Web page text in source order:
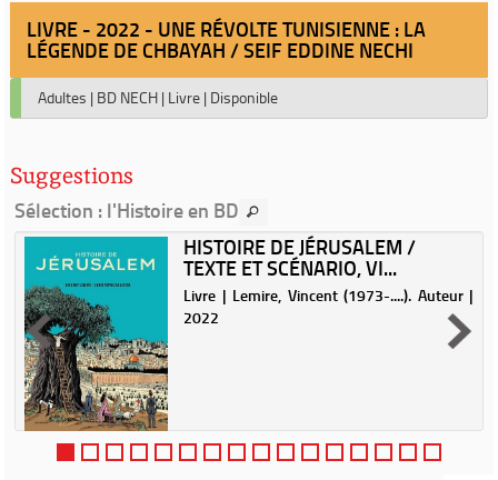
LIVRE - 2022 - UNE RÉVOLTE TUNISIENNE : LA
LÉGENDE DE CHBAYAH / SEIF EDDINE NECHI
Adultes | BD NECH | Livre | Disponible
Suggestions
Sélection : l'Histoire en BD
HISTOIRE DE JÉRUSALEM /
TEXTE ET SCÉNARIO, VI...
Livre | Lemire, Vincent (1973-....). Auteur |
2022